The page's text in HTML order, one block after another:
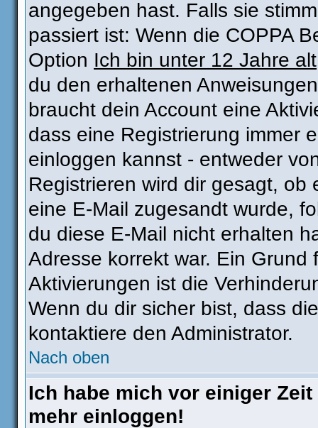
angegeben hast. Falls sie
passiert ist: Wenn die COPPA
Option Ich bin unter 12 Jahre alt
du den erhaltenen
braucht dein Account eine
dass eine Registrierung immer
einloggen kannst - entweder
Registrieren wird dir gesagt, ob
eine E-Mail zugesandt wurde,
du diese E-Mail nicht erhalten
Adresse korrekt war. Ein
Aktivierungen ist die
Wenn du dir sicher bist, dass
kontaktiere den Administrator.
Nach oben
Ich habe mich vor einiger
mehr einloggen!